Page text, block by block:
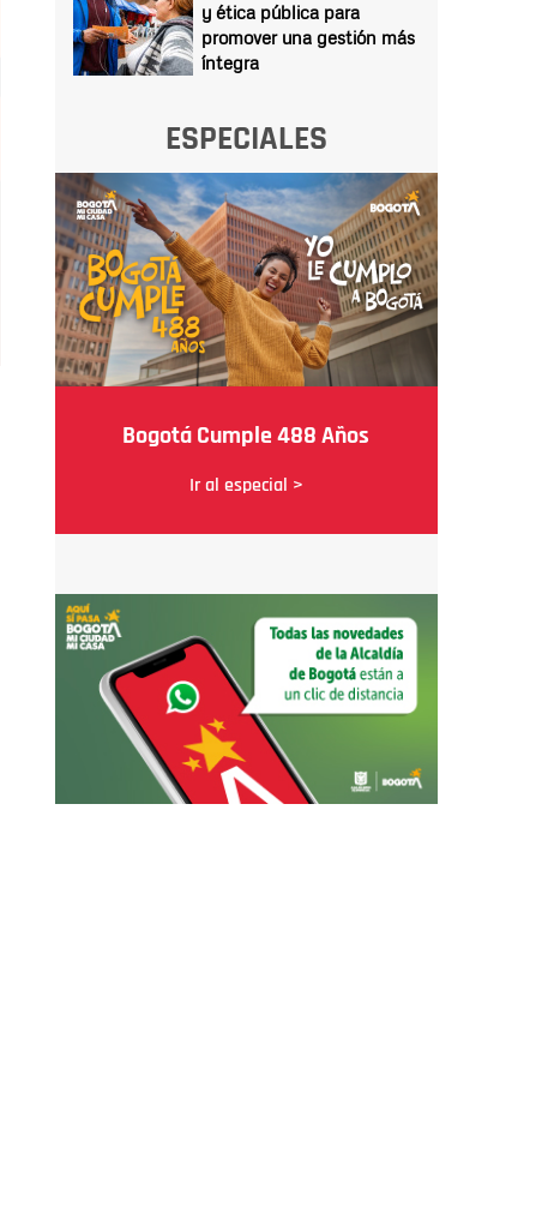
y ética pública para
promover una gestión más
íntegra
ESPECIALES
Bogotá Cumple 488 Años
Ir al especial >